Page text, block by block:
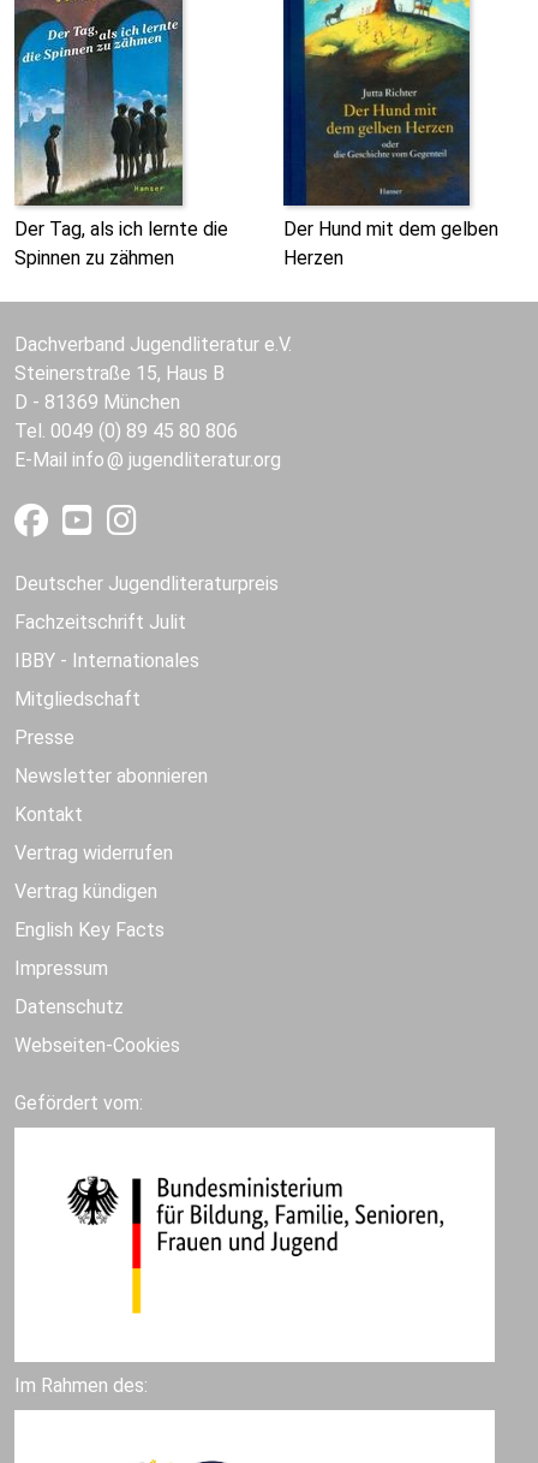
Der Tag, als ich lernte die
Spinnen zu zähmen
Der Hund mit dem gelben
Herzen
Dachverband Jugendliteratur e.V.
Steinerstraße 15, Haus B
D - 81369 München
Tel. 0049 (0) 89 45 80 806
E-Mail info jugendliteratur.org
Deutscher Jugendliteraturpreis
Fachzeitschrift Julit
IBBY - Internationales
Mitgliedschaft
Presse
Newsletter abonnieren
Kontakt
Vertrag widerrufen
Vertrag kündigen
English Key Facts
Impressum
Datenschutz
Webseiten-Cookies
Gefördert vom:
Im Rahmen des: